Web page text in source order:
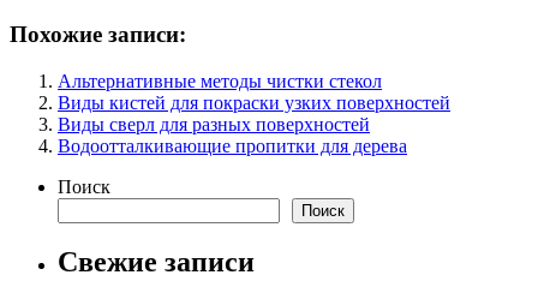
Похожие записи:
Альтернативные методы чистки стекол
Виды кистей для покраски узких поверхностей
Виды сверл для разных поверхностей
Водоотталкивающие пропитки для дерева
Поиск
Поиск
Свежие записи